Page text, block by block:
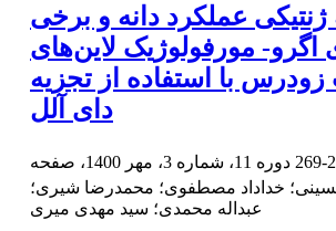
ژنتیکی عملکرد دانه و برخی
اگرو- مورفولوژیک لاین‌های
با استفاده از تجزیه
دای آلل
269-
خداداد مصطفوی؛ محمدرضا شیری؛
عبداله محمدی؛ سید مهدی میری